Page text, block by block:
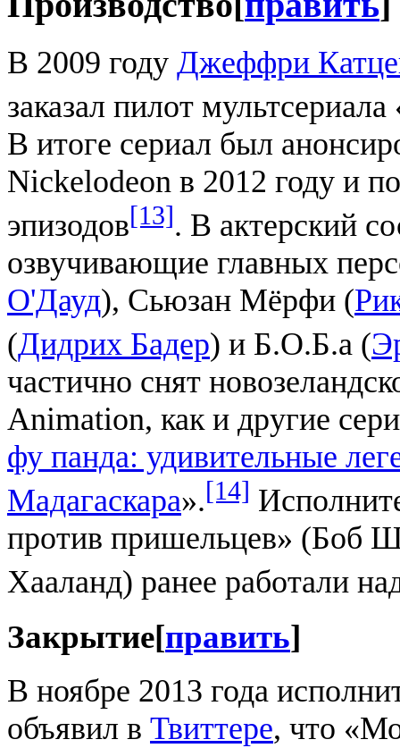
В 2009 году Джеффри
заказал пилот
В итоге сериал был
Nickelodeon в 2012 году и
эпизодов[13]. В актерский
озвучивающие главных
О'Дауд), Сьюзан Мёрфи (
(Дидрих Бадер) и Б.О.Б.а (
частично снят
Animation, как и другие
фу панда: удивительные
Мадагаскара».[14]
против пришельцев» (Боб
Хааланд) ранее работали
Закрытие[править]
В ноябре 2013 года
объявил в Твиттере, что